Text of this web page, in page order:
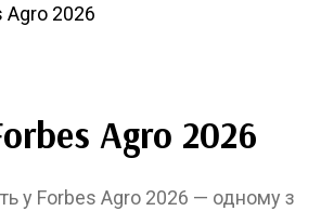
Agro 2026
у Forbes Agro 2026 — одному з